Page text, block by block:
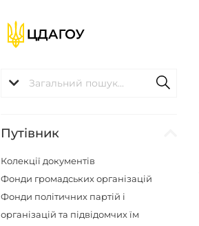
Путівник
Колекції документів
Фонди громадських організацій
Фонди політичних партій і
організацій та підвідомчих їм